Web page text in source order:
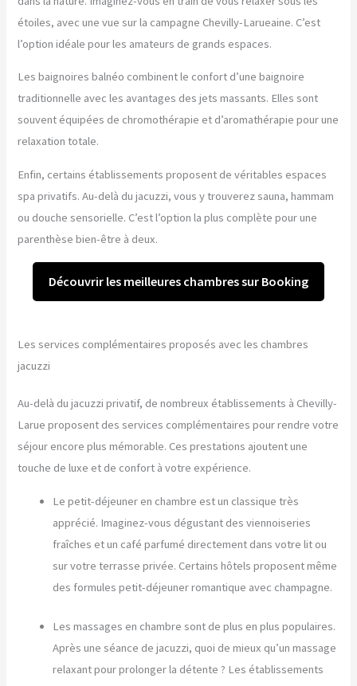
étoiles, avec une vue sur la campagne Chevilly-Larueaine. C’est
l’option idéale pour les amateurs de grands espaces.
Les baignoires balnéo combinent le confort d’une baignoire
traditionnelle avec les avantages des jets massants. Elles sont
souvent équipées de chromothérapie et d’aromathérapie pour une
relaxation totale.
Enfin, certains établissements proposent de véritables espaces
spa privatifs. Au-delà du jacuzzi, vous y trouverez sauna, hammam
ou douche sensorielle. C’est l’option la plus complète pour une
parenthèse bien-être à deux.
Découvrir les meilleures chambres sur Booking
Les services complémentaires proposés avec les chambres
jacuzzi
Au-delà du jacuzzi privatif, de nombreux établissements à Chevilly-
Larue proposent des services complémentaires pour rendre votre
séjour encore plus mémorable. Ces prestations ajoutent une
touche de luxe et de confort à votre expérience.
Le petit-déjeuner en chambre est un classique très
apprécié. Imaginez-vous dégustant des viennoiseries
fraîches et un café parfumé directement dans votre lit ou
sur votre terrasse privée. Certains hôtels proposent même
des formules petit-déjeuner romantique avec champagne.
Les massages en chambre sont de plus en plus populaires.
Après une séance de jacuzzi, quoi de mieux qu’un massage
relaxant pour prolonger la détente ? Les établissements